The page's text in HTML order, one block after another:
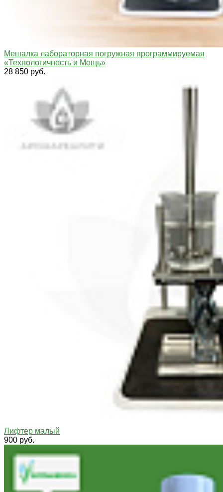
Мешалка лабораторная погружная программируемая
«Технологичность и Мощь»
28 850 руб.
Лифтер малый
900 руб.